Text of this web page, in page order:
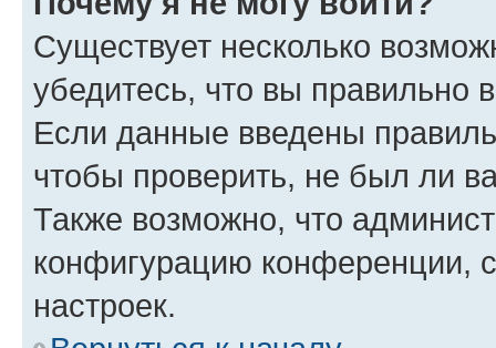
Существует несколько
убедитесь, что вы правильно
Если данные введены
чтобы проверить, не был ли
Также возможно, что
конфигурацию конференции,
настроек.